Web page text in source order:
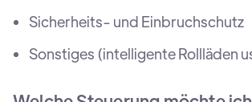
Sicherheits- und Einbruchschutz
Sonstiges (intelligente Rollläden